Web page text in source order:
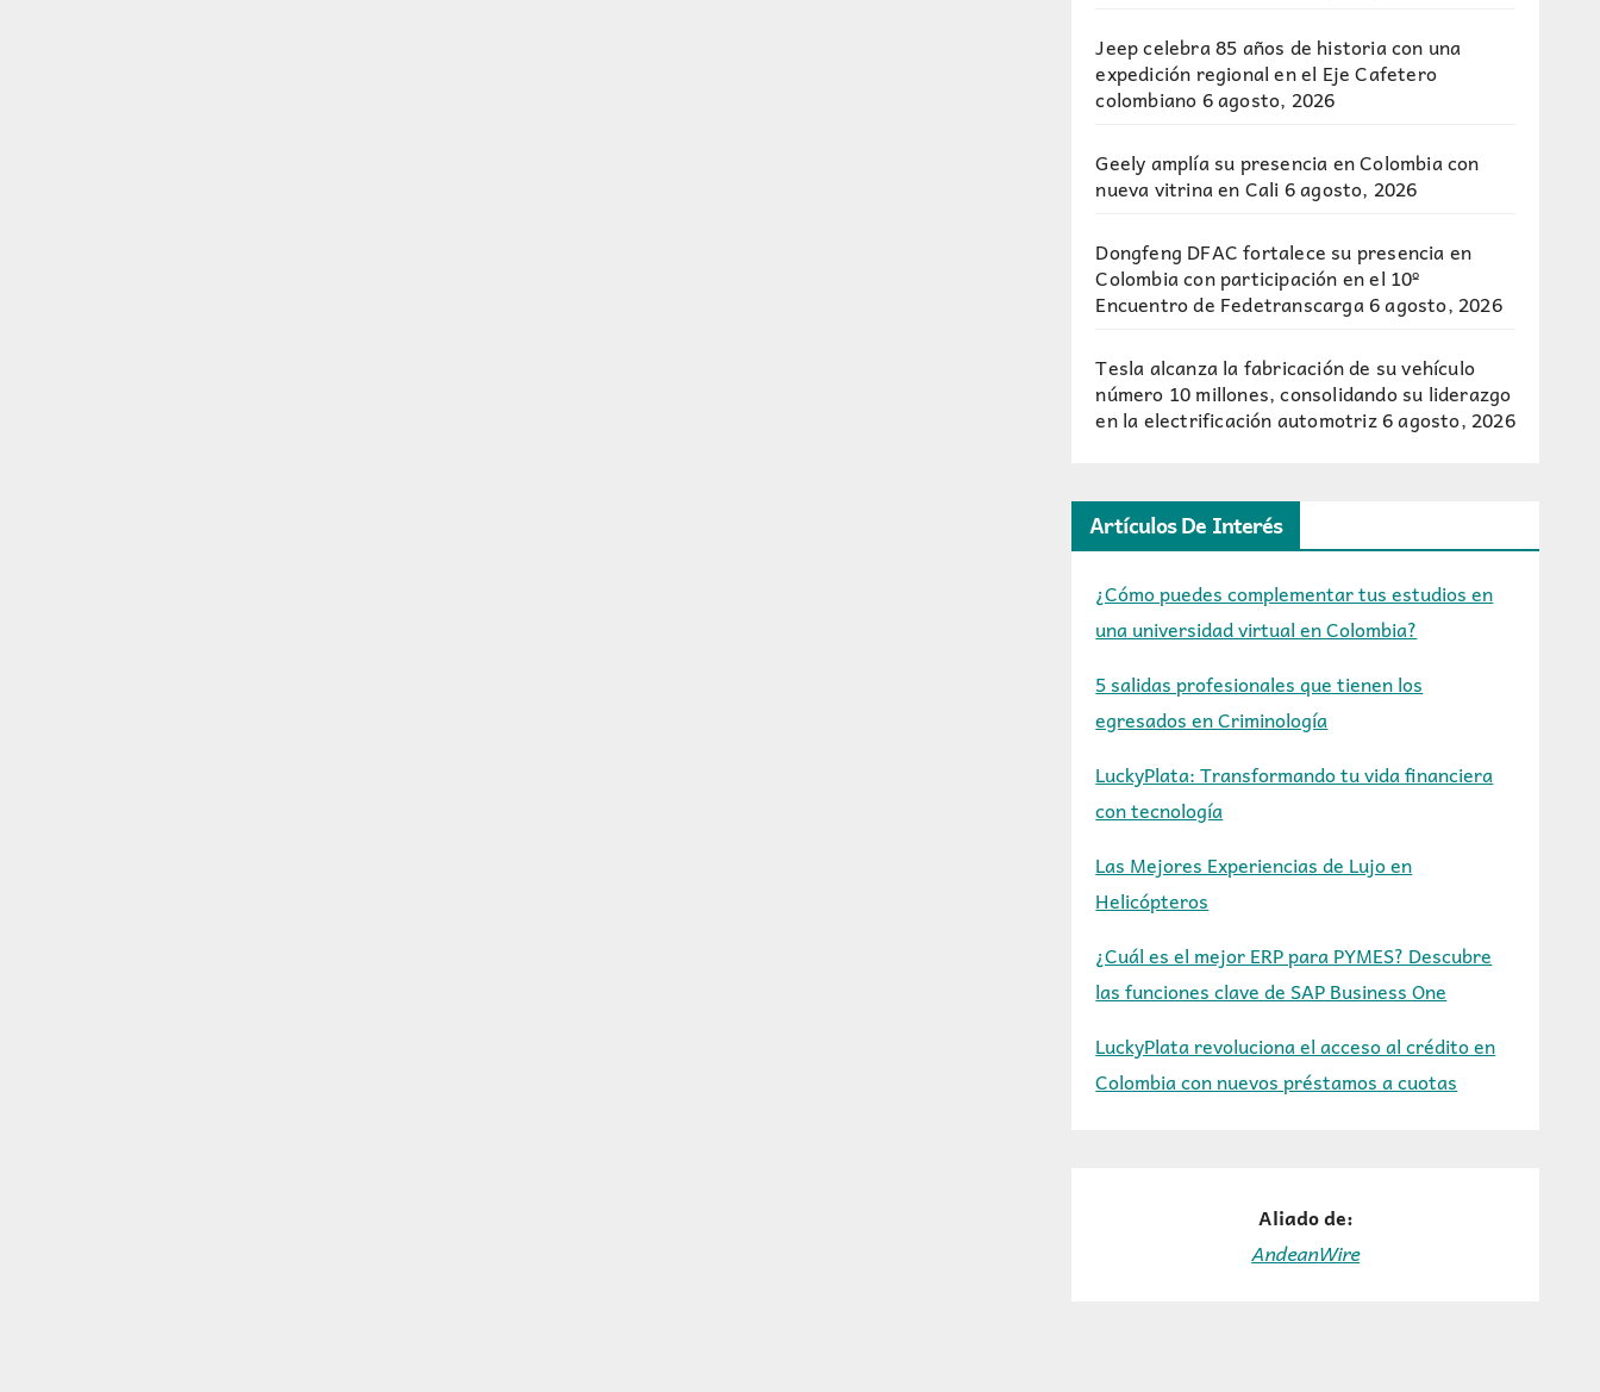
Jeep celebra 85 años de historia con una
expedición regional en el Eje Cafetero
colombiano6 agosto, 2026
Geely amplía su presencia en Colombia con
nueva vitrina en Cali 6 agosto, 2026
Dongfeng DFAC fortalece su presencia en
Colombia con participación en el 10º
Encuentro de Fedetranscarga6 agosto, 2026
Tesla alcanza la fabricación de su vehículo
número 10 millones, consolidando su liderazgo
en la electrificación automotriz6 agosto, 2026
Artículos De Interés
¿Cómo puedes complementar tus estudios en
una universidad virtual en Colombia?
5 salidas profesionales que tienen los
egresados en Criminología
LuckyPlata: Transformando tu vida financiera
con tecnología
Las Mejores Experiencias de Lujo en
Helicópteros
¿Cuál es el mejor ERP para PYMES? Descubre
las funciones clave de SAP Business One
LuckyPlata revoluciona el acceso al crédito en
Colombia con nuevos préstamos a cuotas
Aliado de:
AndeanWire